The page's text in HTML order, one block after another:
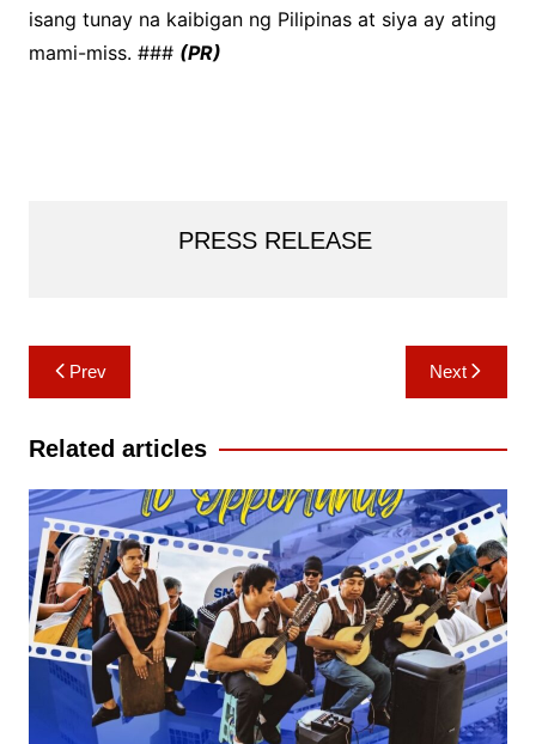
isang tunay na kaibigan ng Pilipinas at siya ay ating
mami-miss. ### (PR)
PRESS RELEASE
Post
navigation
Prev Next
Related articles